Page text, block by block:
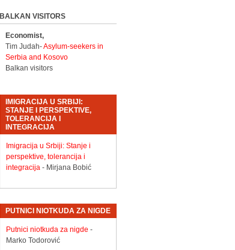
BALKAN VISITORS
Economist,
Tim Judah-Asylum-seekers in
Serbia and Kosovo
Balkan visitors
IMIGRACIJA U SRBIJI:
STANJE I PERSPEKTIVE,
TOLERANCIJA I
INTEGRACIJA
Imigracija u Srbiji: Stanje i
perspektive, tolerancija i
integracija- Mirjana Bobić
PUTNICI NIOTKUDA ZA NIGDE
Putnici niotkuda za nigde -
Marko Todorović